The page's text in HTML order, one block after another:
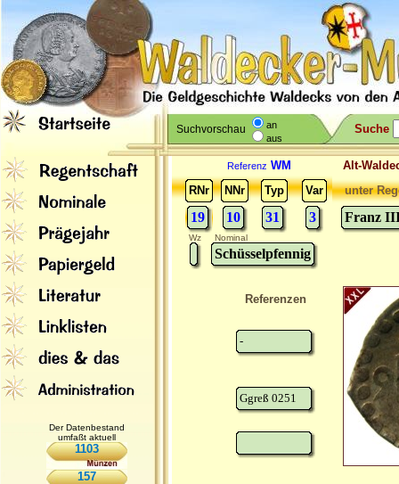
Suchvorschau
an
aus
Suche
Der Datenbestand
umfaßt aktuell
1103
157
Referenz WM
Alt-
RNr
NNr Typ Var
19 10 31 3
unter
Franz
Wz Nominal
Schüsselpfennig
Referenzen
-
Ggreß 0251